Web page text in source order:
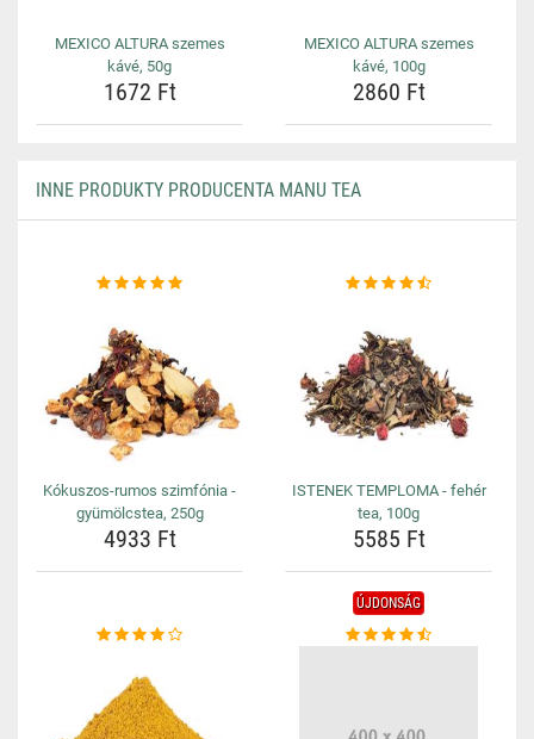
MEXICO ALTURA szemes
kávé, 50g
1672 Ft
MEXICO ALTURA szemes
kávé, 100g
2860 Ft
INNE PRODUKTY PRODUCENTA MANU TEA
Kókuszos-rumos szimfónia -
gyümölcstea, 250g
4933 Ft
ISTENEK TEMPLOMA - fehér
tea, 100g
5585 Ft
ÚJDONSÁG